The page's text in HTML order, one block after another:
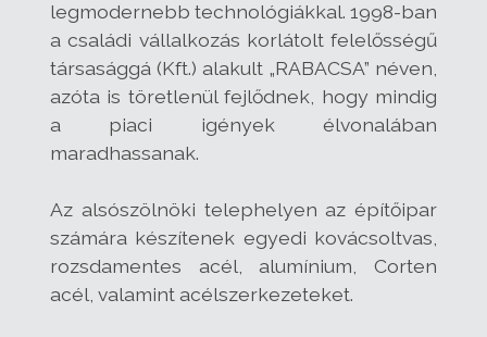
legmodernebb technológiákkal. 1998-ban
a családi vállalkozás korlátolt felelősségű
társasággá (Kft.) alakult „RABACSA” néven,
azóta is töretlenül fejlődnek, hogy mindig
a piaci igények élvonalában
maradhassanak.
Az alsószölnöki telephelyen az építőipar
számára készítenek egyedi kovácsoltvas,
rozsdamentes acél, alumínium, Corten
acél, valamint acélszerkezeteket.